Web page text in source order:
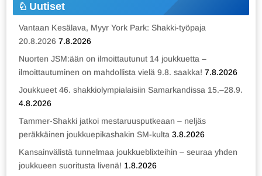
Uutiset
Vantaan Kesälava, Myyr York Park: Shakki-työpaja
20.8.2026 7.8.2026
Nuorten JSM:ään on ilmoittautunut 14 joukkuetta –
ilmoittautuminen on mahdollista vielä 9.8. saakka! 7.8.2026
Joukkueet 46. shakkiolympialaisiin Samarkandissa 15.–28.9.
4.8.2026
Tammer-Shakki jatkoi mestaruusputkeaan – neljäs
peräkkäinen joukkuepikashakin SM-kulta 3.8.2026
Kansainvälistä tunnelmaa joukkueblixteihin – seuraa yhden
joukkueen suoritusta livenä! 1.8.2026